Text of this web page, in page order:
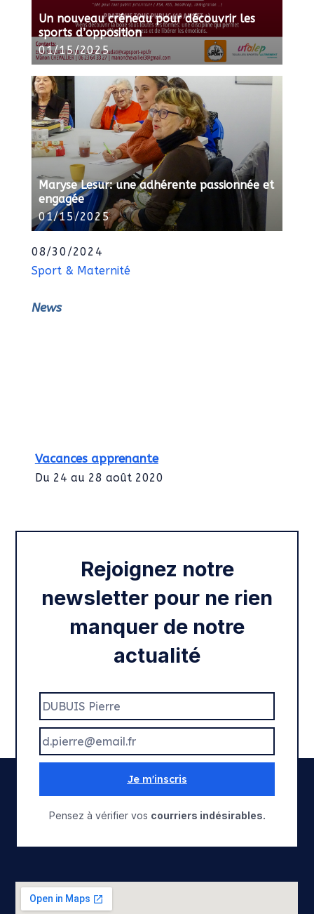
Un nouveau créneau pour découvrir les
sports d’opposition
01/15/2025
Maryse Lesur: une adhérente passionnée et
engagée
01/15/2025
08/30/2024
Sport & Maternité
News
Vacances apprenante
Du 24 au 28 août 2020
Rentrée 2020
Rejoignez notre
newsletter pour ne rien
manquer de notre
actualité
Je m'inscris
Pensez à vérifier vos courriers indésirables.